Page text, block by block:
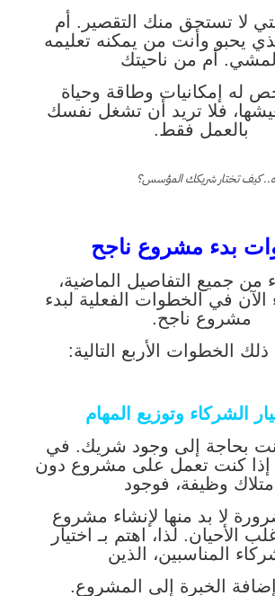
لا تستحق منك التقصير. أم
يحبو وأنت من يمكنه تعليمه
المشي. أم من ناحيتك
له إمكانيات وطاقة وحياة
فلا تريد أن تشغل نفسك
بالعمل فقط.
كيف تختار شريكك المؤسس؟
بدء مشروع ناجح
من جميع التفاصيل الماضية،
الآن في الخطوات الفعلية لبدء
مشروع ناجح.
الخطوات الأربع التالية:
بحاجة إلى وجود شريك. في
إذا كنت تعمل على مشروع دون
امتلاك وظيفة، فوجود
لا بد منها لإنشاء مشروع
الأحيان. لذا، اهتم بـ اختيار
المناسبين، الذين
الخبرة إلى المشروع.